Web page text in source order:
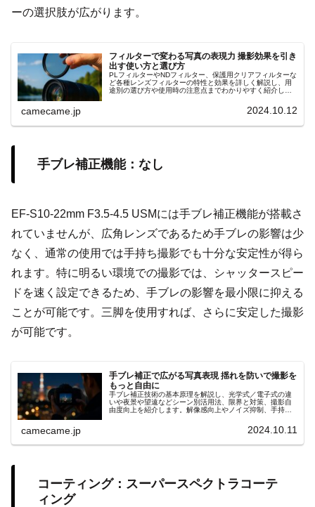
ーの選択肢が広がります。
フィルターで変わる写真の表現力 撮影効果を引き
出す使い方と選び方
PLフィルターやNDフィルター、保護用クリアフィルターな
ど各種レンズフィルターの特性と効果を詳しく解説し、用
途別の選び方や使用時の注意点までわかりやすく紹介しま
camecame.jp 2024.10.12
手ブレ補正機能：なし
EF-S10-22mm F3.5-4.5 USMには手ブレ補正機能が搭載さ
れていませんが、広角レンズであるため手ブレの影響は少
なく、通常の使用では手持ち撮影でも十分な安定性が得ら
れます。特に明るい環境での撮影では、シャッタースピー
ドを速く設定できるため、手ブレの影響を最小限に抑える
ことが可能です。三脚を使用すれば、さらに安定した撮影
が可能です。
手ブレ補正で広がる写真表現 揺れを防いで撮影を
もっと自由に
手ブレ補正技術の基本原理を解説し、光学式／電子式の違
いや夜景や望遠などシーン別活用法、限界と対策、撮影自
由度向上を紹介します。解像感向上やノイズ抑制、手持ち
camecame.jp 2024.10.11
コーティング：スーパースペクトラコーテ
ィング